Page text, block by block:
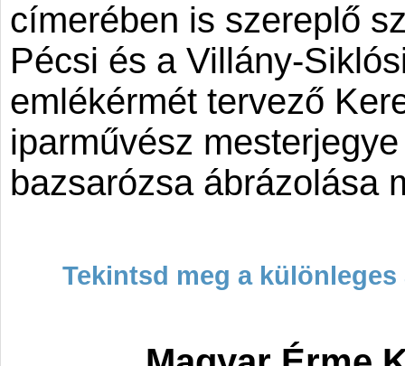
címerében is szereplő
Pécsi és a Villány-
emlékérmét tervező
iparművész
bazsarózsa ábrázolása
Tekintsd meg a